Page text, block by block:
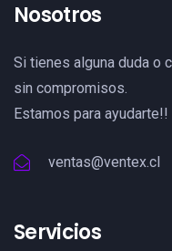
Nosotros
Si tienes alguna duda o
sin compromisos.
Estamos para ayudarte!!
ventas@ventex.cl
Servicios